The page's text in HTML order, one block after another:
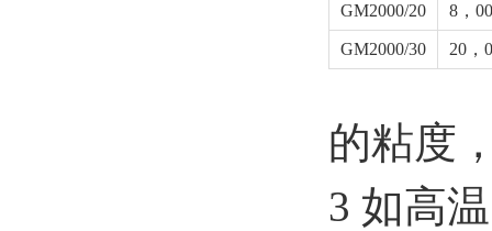
GM2000/20 8，
GM2000/30 20，
的粘度
3 如高